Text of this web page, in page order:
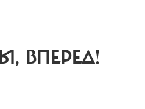
ВПЕРЕД!